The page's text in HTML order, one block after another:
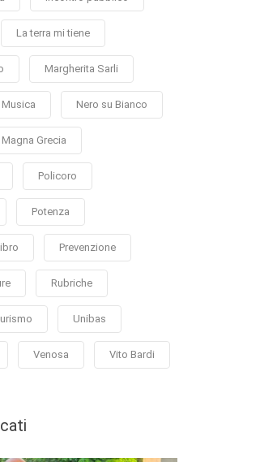
La terra mi tiene
Margherita Sarli
Musica Nero su Bianco
Grecia
Policoro
Potenza
Prevenzione
Rubriche
Unibas
Venosa Vito Bardi